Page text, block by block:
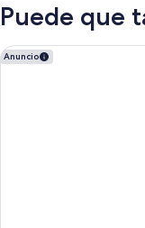
3Puede que
Anuncio
Melia Cala Galdana -